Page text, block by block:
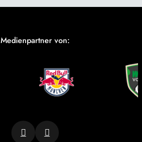
Medienpartner von: